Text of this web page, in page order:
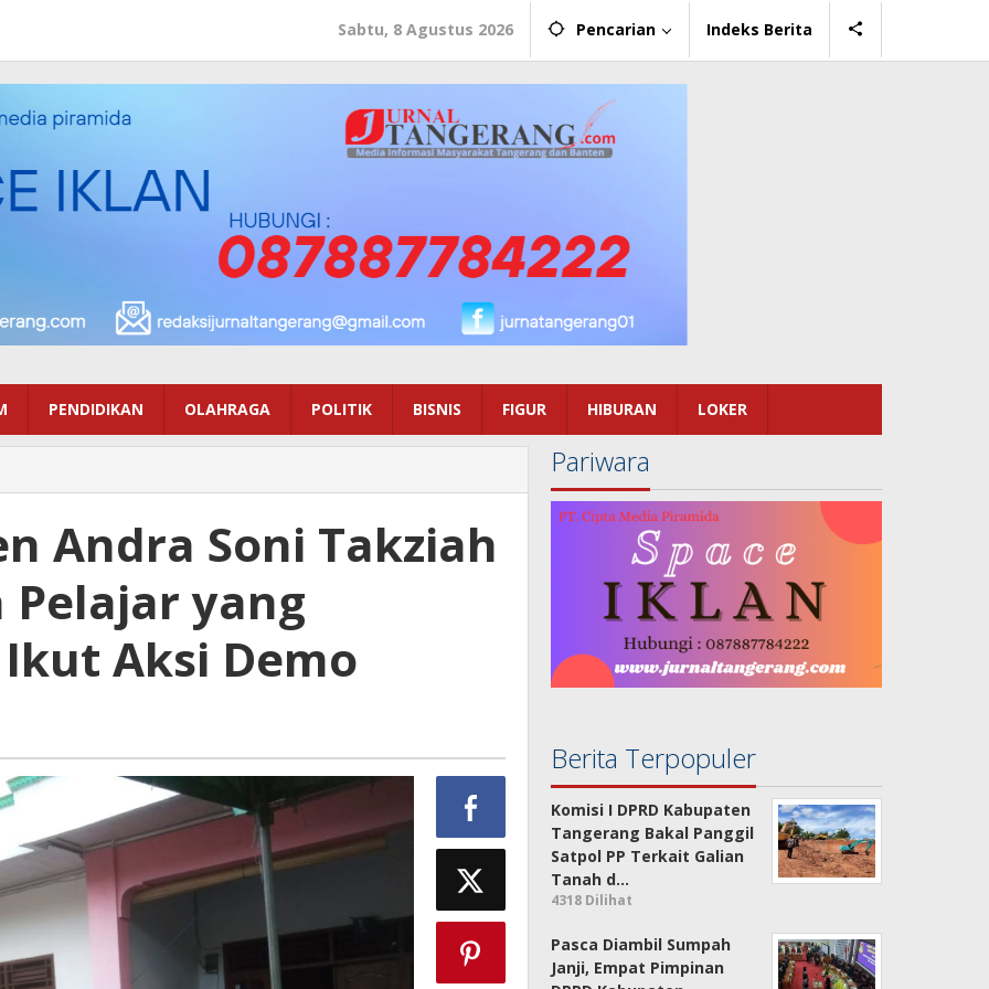
Sabtu, 8 Agustus 2026 Pencarian Indeks Berita
PENDIDIKAN OLAHRAGA POLITIK BISNIS FIGUR HIBURAN LOKER
Andra Soni Takziah
Pelajar yang
Aksi Demo
Pariwara
Berita Terpopuler
Komisi I DPRD Kabupaten
Tangerang Bakal Panggil
Satpol PP Terkait Galian
Tanah d…
4318 Dilihat
Pasca Diambil Sumpah
Janji, Empat Pimpinan